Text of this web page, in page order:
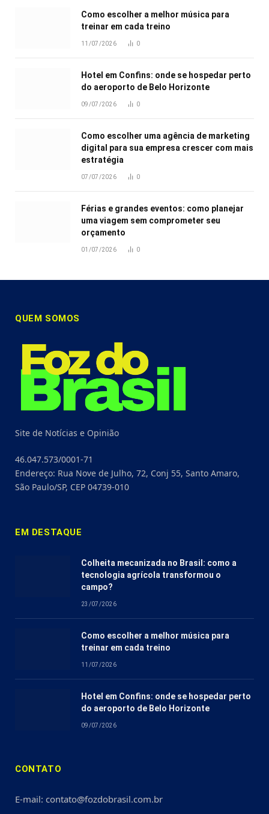
Como escolher a melhor música para
treinar em cada treino
11/07/2026 0
Hotel em Confins: onde se hospedar perto
do aeroporto de Belo Horizonte
09/07/2026 0
Como escolher uma agência de marketing
digital para sua empresa crescer com mais
estratégia
07/07/2026 0
Férias e grandes eventos: como planejar
uma viagem sem comprometer seu
orçamento
01/07/2026 0
QUEM SOMOS
Site de Notícias e Opinião
46.047.573/0001-71
Endereço: Rua Nove de Julho, 72, Conj 55, Santo Amaro,
São Paulo/SP, CEP 04739-010
EM DESTAQUE
Colheita mecanizada no Brasil: como a
tecnologia agrícola transformou o
campo?
23/07/2026
Como escolher a melhor música para
treinar em cada treino
11/07/2026
Hotel em Confins: onde se hospedar perto
do aeroporto de Belo Horizonte
09/07/2026
CONTATO
E-mail: contato@fozdobrasil.com.br